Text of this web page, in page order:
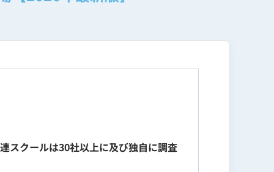
スクールは30社以上に及び独自に調査